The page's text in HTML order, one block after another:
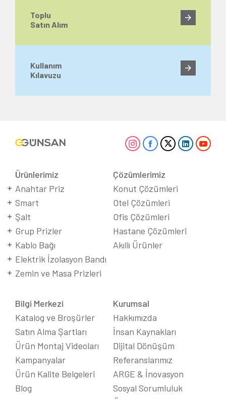
Toplu
Satın Alım
Kullanım
Kılavuzu
Ürünlerimiz
Anahtar Priz
Smart
Şalt
Grup Prizler
Kablo Bağı
Elektrik İzolasyon Bandı
Zemin ve Masa Prizleri
Çözümlerimiz
Konut Çözümleri
Otel Çözümleri
Ofis Çözümleri
Hastane Çözümleri
Akıllı Ürünler
Bilgi Merkezi
Katalog ve Broşürler
Satın Alma Şartları
Ürün Montaj Videoları
Kampanyalar
Ürün Kalite Belgeleri
Blog
Kurumsal
Hakkımızda
İnsan Kaynakları
Dijital Dönüşüm
Referanslarımız
ARGE & İnovasyon
Sosyal Sorumluluk